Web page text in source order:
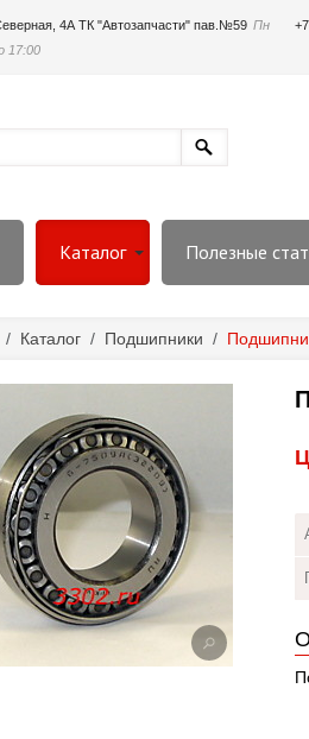
4А ТК "Автозапчасти" пав.№59 Пн
17:00
Каталог Полезные
/ Каталог / Подшипники /